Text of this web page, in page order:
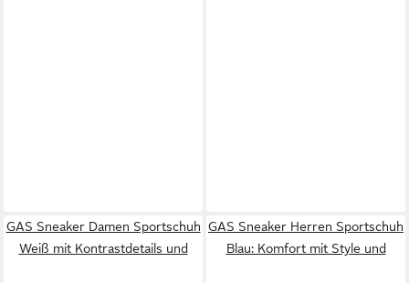
GAS Sneaker Damen Sportschuh
Weiß mit Kontrastdetails und
GAS Sneaker Herren Sportschuh
Blau: Komfort mit Style und